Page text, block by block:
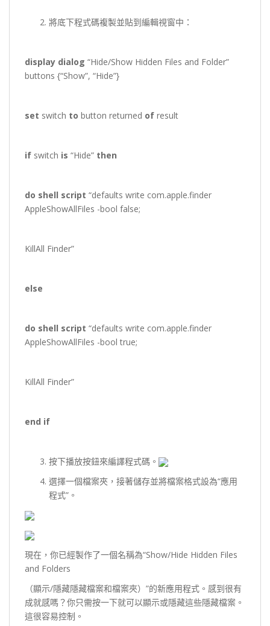
將底下程式碼複製並貼到編輯視窗中：
display dialog “Hide/Show Hidden Files and Folder”
buttons {“Show”, “Hide”}
set switch to button returned of result
if switch is “Hide” then
do shell script “defaults write com.apple.finder
AppleShowAllFiles -bool false;
KillAll Finder”
else
do shell script “defaults write com.apple.finder
AppleShowAllFiles -bool true;
KillAll Finder”
end if
按下播放按鈕來編譯程式碼。
選擇一個檔案夾，接著儲存並將檔案格式設為“應用
程式”。
現在，你已經製作了一個名稱為“Show/Hide Hidden Files
and Folders
（顯示/隱藏隱藏檔案和檔案夾）”的新應用程式。感到很有
成就感嗎？你只需按一下就可以顯示或隱藏這些隱藏檔案。
這很容易控制。